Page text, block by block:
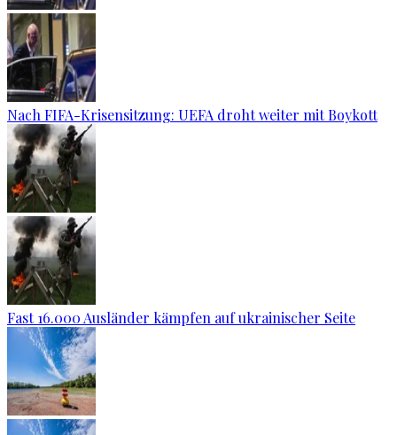
Nach FIFA-Krisensitzung: UEFA droht weiter mit Boykott
Fast 16.000 Ausländer kämpfen auf ukrainischer Seite